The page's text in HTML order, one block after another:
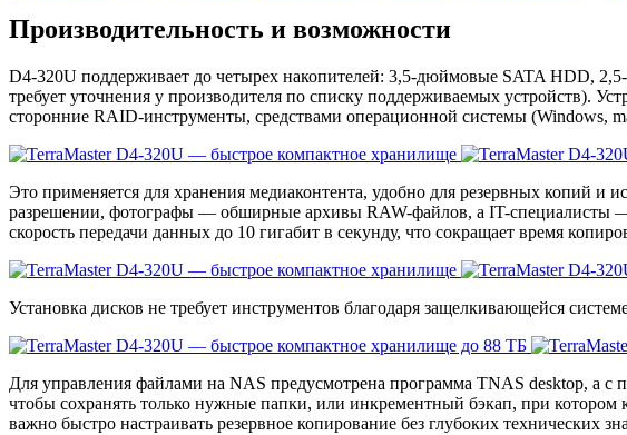
Производительность и возможности
D4-320U поддерживает до четырех накопителей: 3,5-дюймовые SATA HDD,
требует уточнения у производителя по списку поддерживаемых устройств).
сторонние RAID-инструменты, средствами операционной системы (Windows,
Это применяется для хранения медиаконтента, удобно для резервных копий
разрешении, фотографы — обширные архивы RAW-файлов, а IT-специалисты —
скорость передачи данных до 10 гигабит в секунду, что сокращает время
Установка дисков не требует инструментов благодаря защелкивающейся
Для управления файлами на NAS предусмотрена программа TNAS desktop, а
чтобы сохранять только нужные папки, или инкрементный бэкап, при
важно быстро настраивать резервное копирование без глубоких технических